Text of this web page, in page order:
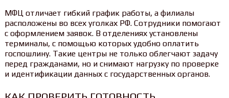
МФЦ отличает гибкий график работы, а филиалы
расположены во всех уголках РФ. Сотрудники помогают
с оформлением заявок. В отделениях установлены
терминалы, с помощью которых удобно оплатить
госпошлину. Такие центры не только облегчают задачу
перед гражданами, но и снимают нагрузку по проверке
и идентификации данных с государственных органов.